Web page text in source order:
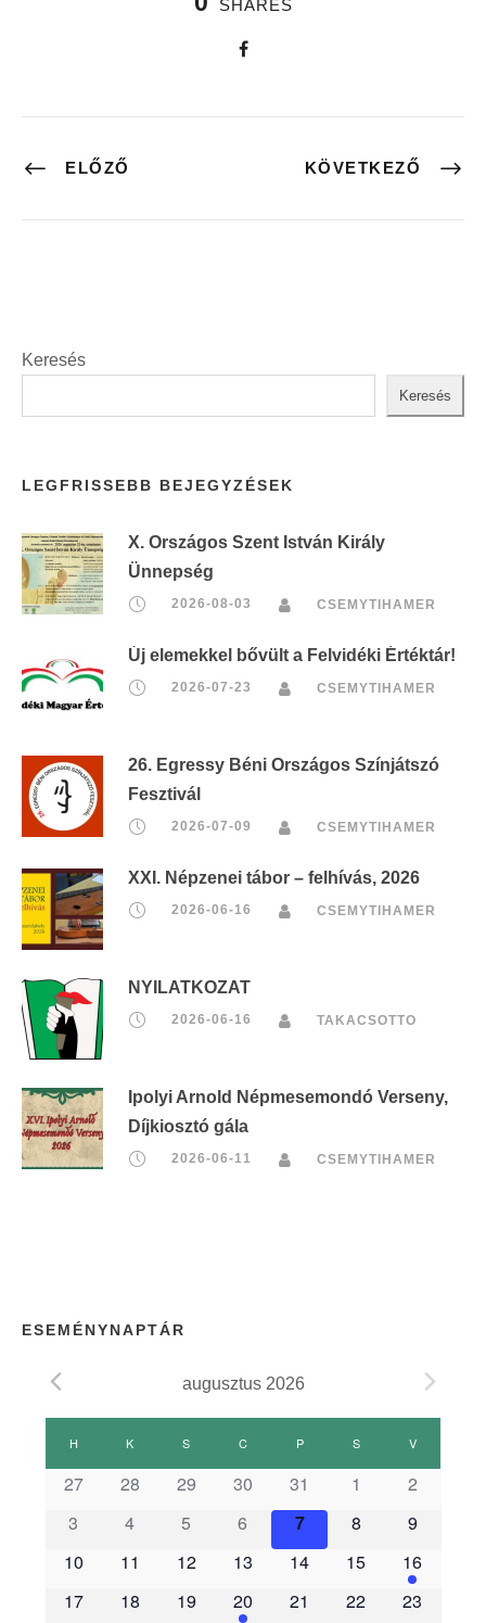
SHARES
ELŐZŐ KÖVETKEZŐ
Keresés
Keresés
LEGFRISSEBB BEJEGYZÉSEK
X. Országos Szent István Király
Ünnepség
2026-08-03 CSEMYTIHAMER
Új elemekkel bővült a Felvidéki Értéktár!
2026-07-23 CSEMYTIHAMER
26. Egressy Béni Országos Színjátszó
Fesztivál
2026-07-09 CSEMYTIHAMER
XXI. Népzenei tábor – felhívás, 2026
2026-06-16 CSEMYTIHAMER
NYILATKOZAT
2026-06-16 TAKACSOTTO
Ipolyi Arnold Népmesemondó Verseny,
Díjkiosztó gála
2026-06-11 CSEMYTIHAMER
ESEMÉNYNAPTÁR
augusztus 2026
E
m
H K S CCSÜTÖRTÖK
PPÉNTEK SSZOMBAT
VVASÁRNAP
27 28 29 30 31 1
2
3
4 5 6 7 8
9
10
11 12 13 14 15
16
17
18 19 20 21 22
23